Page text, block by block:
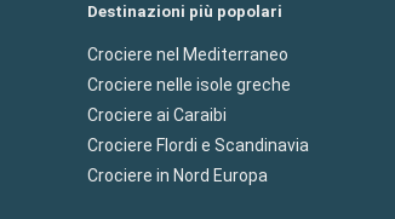
Destinazioni più popolari
Crociere nel Mediterraneo
Crociere nelle isole greche
Crociere ai Caraibi
Crociere Flordi e Scandinavia
Crociere in Nord Europa